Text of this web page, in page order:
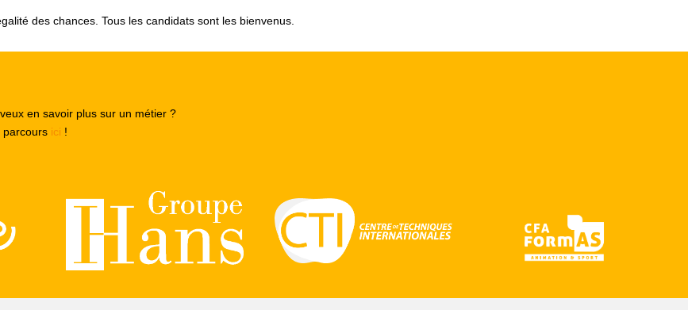
des chances. Tous les candidats sont les bienvenus.
en savoir plus sur un métier ?
parcours ici !